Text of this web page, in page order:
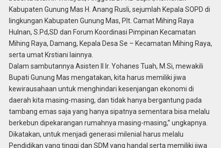
Kabupaten Gunung Mas H. Anang Rusli, sejumlah Kepala SOPD di
lingkungan Kabupaten Gunung Mas, Plt. Camat Mihing Raya
Hulnan, S.Pd,SD dan Forum Koordinasi Pimpinan Kecamatan
Mihing Raya, Damang, Kepala Desa Se – Kecamatan Mihing Raya,
serta umat Krstiani lainnya.
Dalam sambutannya Asisten II Ir. Yohanes Tuah, M.Si, mewakili
Bupati Gunung Mas mengatakan, kita harus memiliki jiwa
kewirausahaan untuk menghindari kesenjangan ekonomi di
daerah kita masing-masing, dan tidak hanya bergantung pada
tambang emas saja yang hanya sipatnya sementara bisa melalu
berkebun dipekarangan rumahnya masing-masing,” ungkapnya.
Dikatakan, untuk menjadi generasi milenial harus melalu
Pendidikan yang tinggi dan SDM yang handal serta memiliki jiwa